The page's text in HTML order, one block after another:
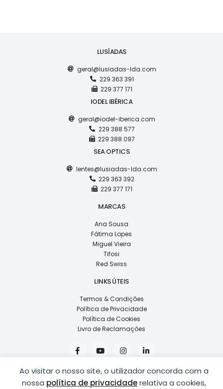
Ao visitar o nosso site, o utilizador concorda com a
nossa política de privacidaderelativa a cookies,
LUSÍADAS
geral@lusiadas-lda.com
229 363 391
229 377 171
IODEL IBÉRICA
geral@iodel-iberica.com
229 388 577
229 388 097
SEA OPTICS
lentes@lusiadas-lda.com
229 363 392
229 377 171
MARCAS
Ana Sousa
Fátima Lopes
Miguel Vieira
Tifosi
Red Swiss
LINKS ÚTEIS
Termos & Condições
Política de Privacidade
Política de Cookies
Livro de Reclamações
F
a
e
b
o
Y
o
t
u
b
I
n
t
a
g
i
k
e
d